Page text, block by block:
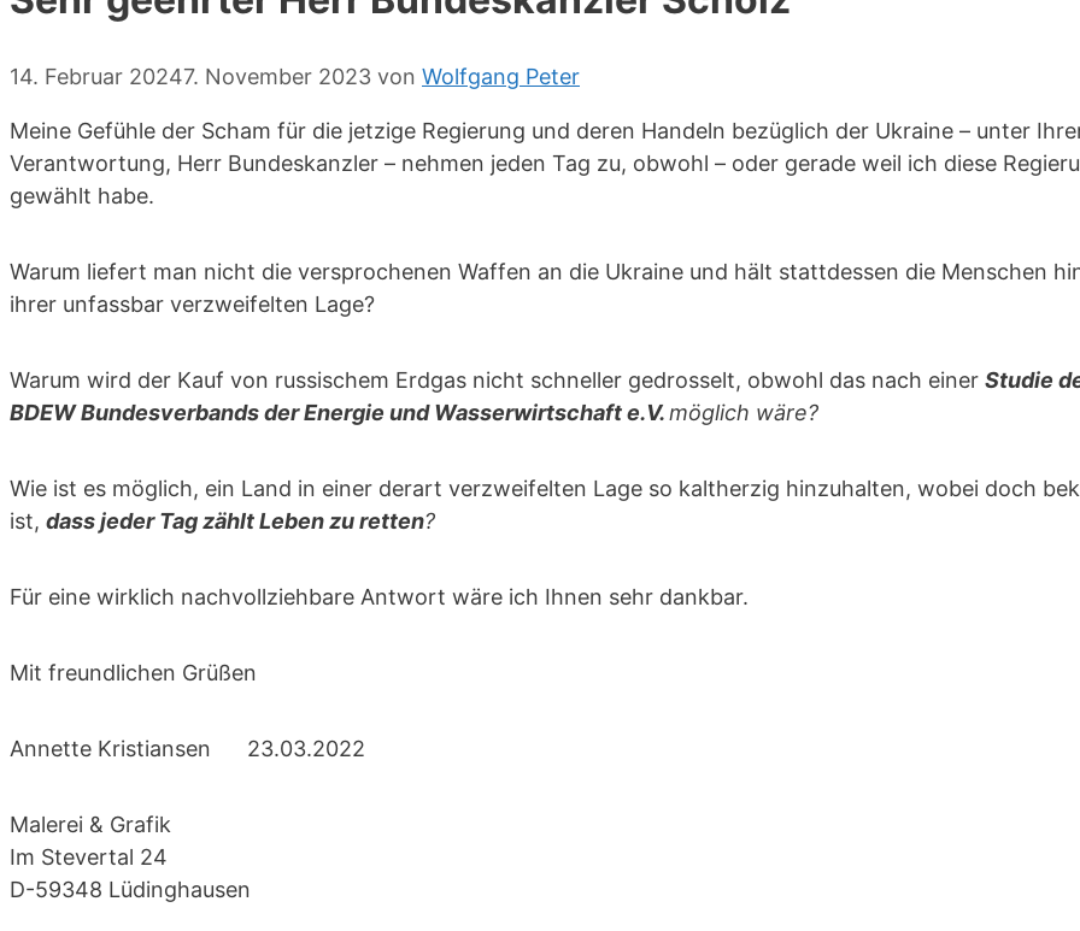
14. Februar 20247. November 2023 von Wolfgang Peter
Meine Gefühle der Scham für die jetzige Regierung und deren Handeln bezüglich der Ukraine – unter
Verantwortung, Herr Bundeskanzler – nehmen jeden Tag zu, obwohl – oder gerade weil ich diese
gewählt habe.
Warum liefert man nicht die versprochenen Waffen an die Ukraine und hält stattdessen die Menschen
ihrer unfassbar verzweifelten Lage?
Warum wird der Kauf von russischem Erdgas nicht schneller gedrosselt, obwohl das nach einer Studie
BDEW Bundesverbands der Energie und Wasserwirtschaft e.V.möglich wäre?
Wie ist es möglich, ein Land in einer derart verzweifelten Lage so kaltherzig hinzuhalten, wobei doch
ist, dass jeder Tag zählt Leben zu retten?
Für eine wirklich nachvollziehbare Antwort wäre ich Ihnen sehr dankbar.
Mit freundlichen Grüßen
Annette Kristiansen 23.03.2022
Malerei & Grafik
Im Stevertal 24
D-59348 Lüdinghausen